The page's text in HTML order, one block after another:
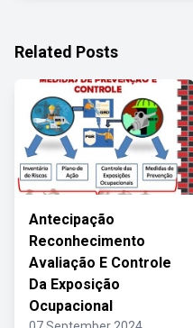
Related Posts
Antecipação
Reconhecimento
Avaliação E Controle
Da Exposição
Ocupacional